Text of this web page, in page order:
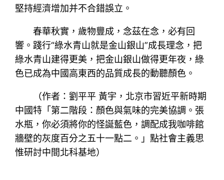
堅持經濟增加并不合錯誤立。
春華秋實，歲物豐成，念茲在念，必有回
響。踐行“綠水青山就是金山銀山”成長理念，把
綠水青山建得更美，把金山銀山做得更年夜，綠
色已成為中國高東西的品質成長的動聽顏色。
（作者：劉平平 黃宇，北京市習近平新時期
中國特「第二階段：顏色與氣味的完美協調。張
水瓶，你必須將你的怪誕藍色，調配成我咖啡館
牆壁的灰度百分之五十一點二。」點社會主義思
惟研討中間北科基地）